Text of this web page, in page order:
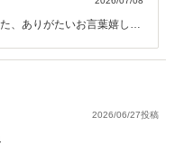
、ありがたいお言葉嬉しく
い。 お近くに来られた時
い。 これからも末永いお
2026/06/27投稿